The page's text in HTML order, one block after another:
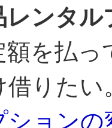
レンタル
額を払
借りた
ションの